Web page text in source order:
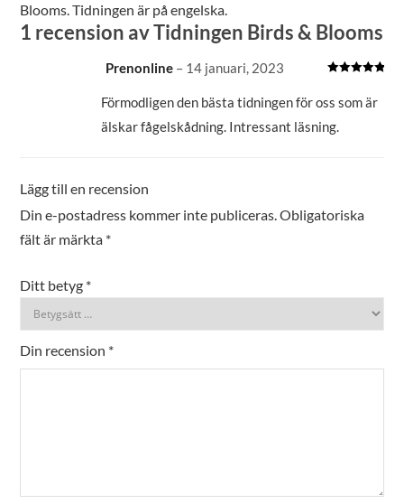
Blooms. Tidningen är på engelska.
1 recension avTidningen Birds & Blooms
Prenonline – 14 januari, 2023
Förmodligen den bästa tidningen för oss som är
älskar fågelskådning. Intressant läsning.
Lägg till en recension
Din e-postadress kommer inte publiceras.Obligatoriska
fält är märkta *
Ditt betyg *
Din recension *